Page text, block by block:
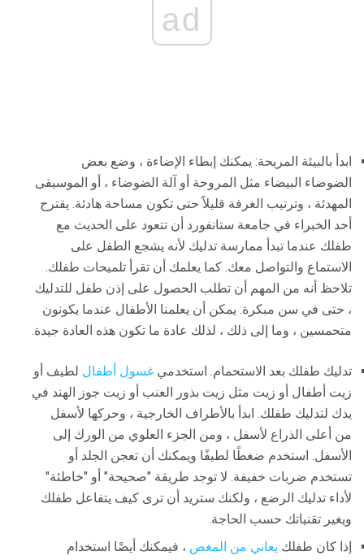
ad
ابدأ بالبيئة المريحة: يمكنك إبطاء الإضاءة ، وضع بعض
الضوضاء البيضاء مثل المروحة أو آلة الضوضاء ، أو الموسيقى
المهدئة ، وترتيب الغرفة قليلاً حتى تكون مساحة هادئة. يقترح
أحد الخبراء في جامعة ستانفورد أن تتعود على الحديث مع
طفلك عندما تبدأ ممارسة تدليك لأنه يشجع الطفل على
الاستماع والتواصل معك. كما يعلمك أن تقرأ تلميحات طفلك.
تلاحظ أنه من المهم أن تطلب الحصول على إذن طفل للتدليك
، حتى في سن مبكرة. يمكن أن يعلمنا الأطفال عندما يكونون
متحمسين ، وما إلى ذلك ، لذلك عادة ما تكون هذه العادة جيدة.
تدليك طفلك بعد الاستحمام. استخدمي غسول أطفال لطيف أو
زيت أطفال أو زيت مثل زيت بذور العنب أو زيت جوز الهند في
يدك لتدليك طفلك. ابدأ بالأطراف الخارجية ، وحركها لأسفل
من أعلى الذراع لأسفل ، ومن الجزء العلوي من الورك إلى
الأسفل. استخدم ضغطًا لطيفًا ويمكنك أن تعجن الجلد أو
تستخدم ضربات خفيفة. لا توجد طريقة "صحيحة" أو "خاطئة"
لأداء تدليك الرضع ، ولكنك ستريد أن ترى كيف يتفاعل طفلك
ويغير تقنياتك حسب الحاجة.
إذا كان طفلك يعاني من المغص ، فيمكنك أيضًا استخدام